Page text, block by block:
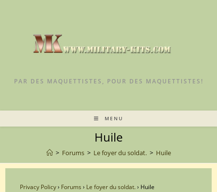
PAR DES MAQUETTISTES, POUR DES MAQUETTISTES!
MENU
Huile
> Forums > Le foyer du soldat. > Huile
Privacy Policy› Forums › Le foyer du soldat.› Huile